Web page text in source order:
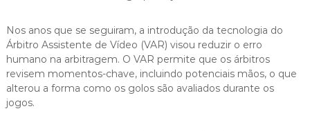
Nos anos que se seguiram, a introdução da tecnologia do
Árbitro Assistente de Vídeo (VAR) visou reduzir o erro
humano na arbitragem. O VAR permite que os árbitros
revisem momentos-chave, incluindo potenciais mãos, o que
alterou a forma como os golos são avaliados durante os
jogos.